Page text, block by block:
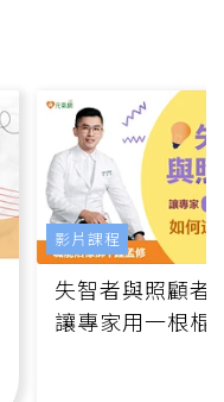
失智者與照顧者
讓專家用一根棍
影片課程